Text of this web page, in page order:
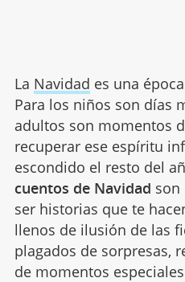
La Navidad es una
Para los niños son días
adultos son momentos
recuperar ese espíritu
escondido el resto del
cuentos de Navidad son
ser historias que te
llenos de ilusión de las
plagados de sorpresas,
de momentos